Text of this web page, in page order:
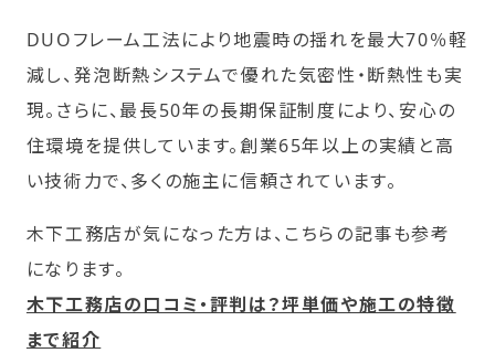
DUOフレーム工法により地震時の揺れを最大70％軽
減し、発泡断熱システムで優れた気密性・断熱性も実
現。さらに、最長50年の長期保証制度により、安心の
住環境を提供しています。創業65年以上の実績と高
い技術力で、多くの施主に信頼されています。
木下工務店が気になった方は、こちらの記事も参考
になります。
木下工務店の口コミ・評判は？坪単価や施工の特徴
まで紹介